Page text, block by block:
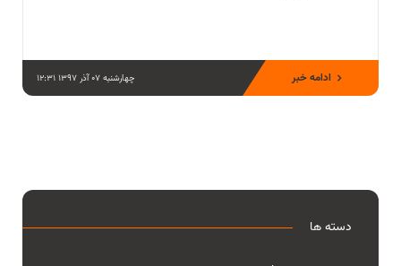
چهارشنبه 07 آذر 1397 12:31 ادامه خبر
دسته ها